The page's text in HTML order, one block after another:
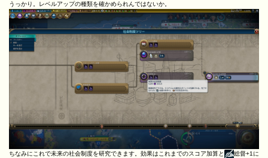
うっかり。レベルアップの種類を確かめられんではないか。
ちなみにこれで未来の社会制度を研究できます。効果はこれまでのスコア加算と
総督+1に